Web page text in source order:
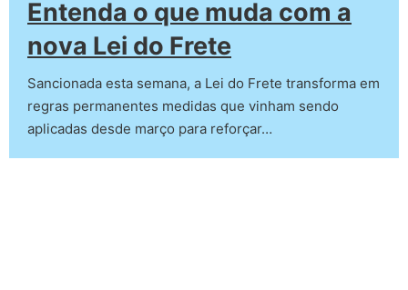
Entenda o que muda com a
nova Lei do Frete
Sancionada esta semana, a Lei do Frete transforma em
regras permanentes medidas que vinham sendo
aplicadas desde março para reforçar…